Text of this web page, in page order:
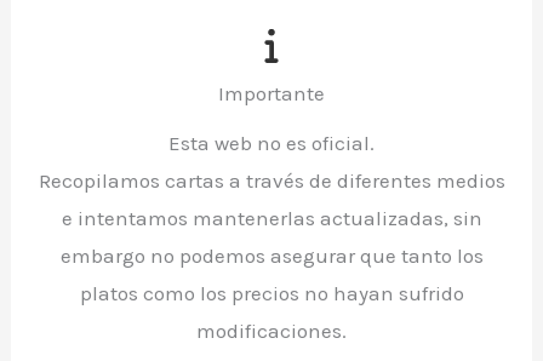
Importante
Esta web no es oficial.
Recopilamos cartas a través de diferentes medios
e intentamos mantenerlas actualizadas, sin
embargo no podemos asegurar que tanto los
platos como los precios no hayan sufrido
modificaciones.